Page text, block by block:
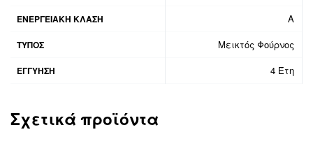
ΕΝΕΡΓΕΙΑΚΗ KΛΑΣΗ A
ΤΥΠΟΣ Μεικτός Φούρνος
ΕΓΓΥΗΣΗ 4 Έτη
Σχετικά προϊόντα